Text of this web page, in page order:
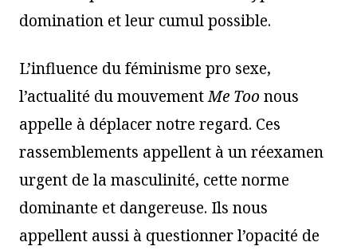
domination et leur cumul possible.
L’influence du féminisme pro sexe,
l’actualité du mouvementMe Too nous
appelle à déplacer notre regard. Ces
rassemblements appellent à un réexamen
urgent de la masculinité, cette norme
dominante et dangereuse. Ils nous
appellent aussi à questionner l’opacité de